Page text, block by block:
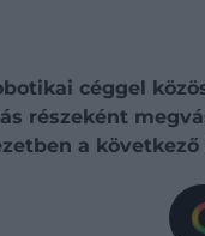
céggel
részeként
a